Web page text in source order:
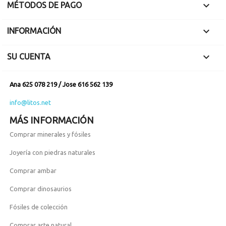
MÉTODOS DE PAGO 
INFORMACIÓN 
SU CUENTA 
Ana 625 078 219 / Jose 616 562 139
info@litos.net
MÁS INFORMACIÓN
Comprar minerales y fósiles
Joyería con piedras naturales
Comprar ambar
Comprar dinosaurios
Fósiles de colección